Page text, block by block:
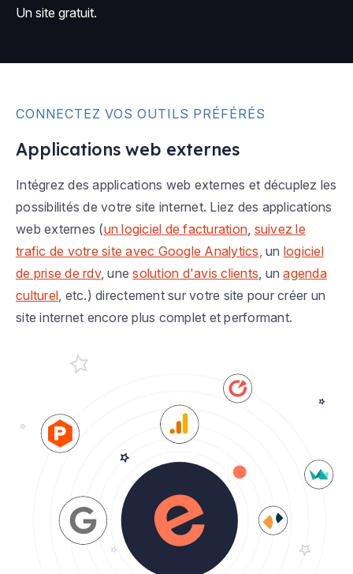
Un site gratuit.
CONNECTEZ VOS OUTILS PRÉFÉRÉS
Applications web externes
Intégrez des applications web externes et décuplez les
possibilités de votre site internet. Liez des applications
web externes (un logiciel de facturation, suivez le
trafic de votre site avec Google Analytics, un logiciel
de prise de rdv, unesolution d'avis clients, unagenda
culturel, etc.) directement sur votre site pour créer un
site internet encore plus complet et performant.